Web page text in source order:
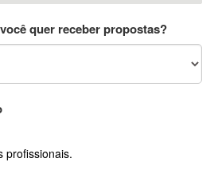
quer receber propostas?
profissionais.